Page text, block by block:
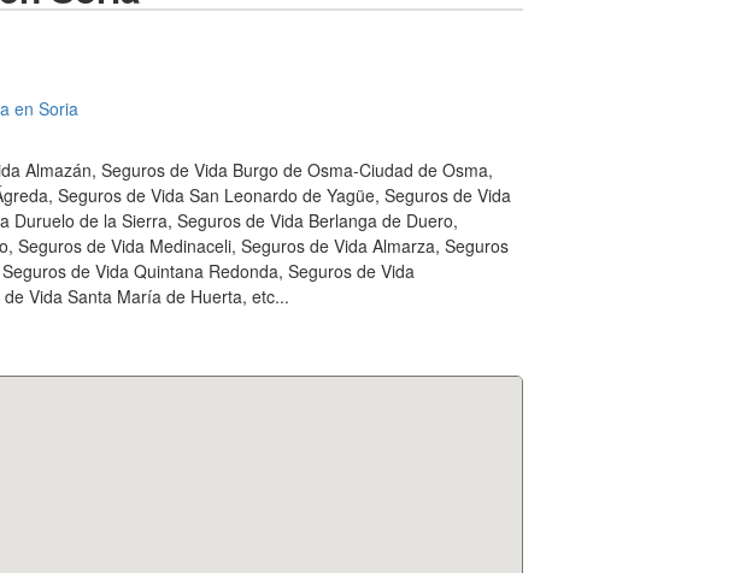
en Soria
Almazán, Seguros de Vida Burgo de Osma-Ciudad de Osma,
Seguros de Vida San Leonardo de Yagüe, Seguros de Vida
de la Sierra, Seguros de Vida Berlanga de Duero,
Seguros de Vida Medinaceli, Seguros de Vida Almarza, Seguros
de Vida Quintana Redonda, Seguros de Vida
Vida Santa María de Huerta, etc...